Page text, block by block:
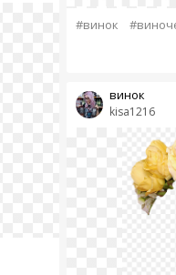
#винок
kisa1216
винок